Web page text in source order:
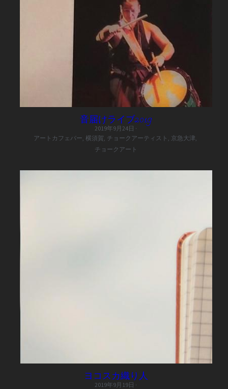
音届けライブ2019
2019年9月24日 ·
アートカフェバー, 横須賀, チョークアーティスト, 京急大津,
チョークアート
ヨコスカ織り人
2019年9月19日 ·